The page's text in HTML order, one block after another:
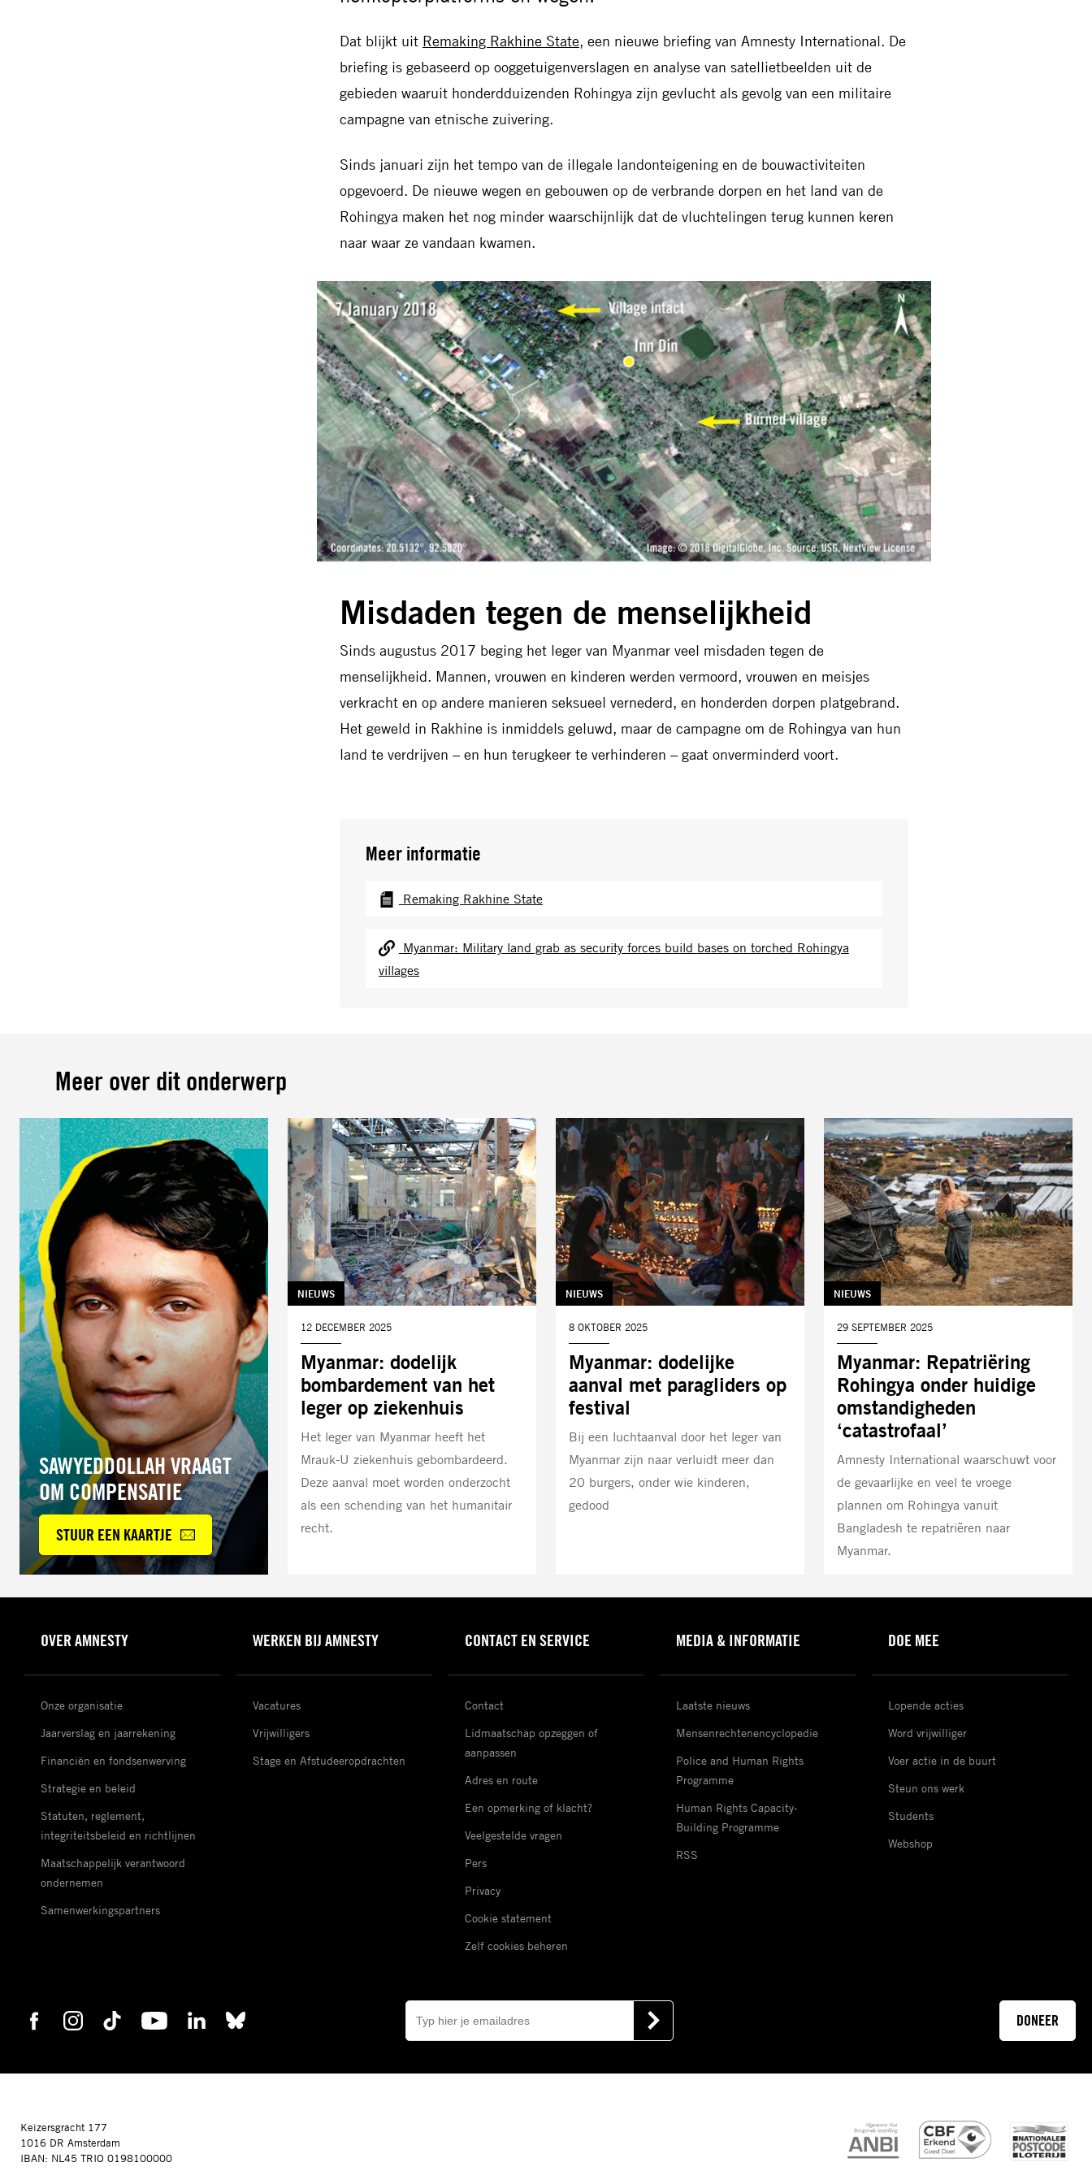
Dat blijkt uit Remaking Rakhine State, een nieuwe briefing van Amnesty International. De
briefing is gebaseerd op ooggetuigenverslagen en analyse van satellietbeelden uit de
gebieden waaruit honderdduizenden Rohingya zijn gevlucht als gevolg van een militaire
campagne van etnische zuivering.
Sinds januari zijn het tempo van de illegale landonteigening en de bouwactiviteiten
opgevoerd. De nieuwe wegen en gebouwen op de verbrande dorpen en het land van de
Rohingya maken het nog minder waarschijnlijk dat de vluchtelingen terug kunnen keren
naar waar ze vandaan kwamen.
Misdaden tegen de menselijkheid
Sinds augustus 2017 beging het leger van Myanmar veel misdaden tegen de
menselijkheid. Mannen, vrouwen en kinderen werden vermoord, vrouwen en meisjes
verkracht en op andere manieren seksueel vernederd, en honderden dorpen platgebrand.
Het geweld in Rakhine is inmiddels geluwd, maar de campagne om de Rohingya van hun
land te verdrijven – en hun terugkeer te verhinderen – gaat onverminderd voort.
Meer informatie
Remaking Rakhine State
Myanmar: Military land grab as security forces build bases on torched Rohingya
villages
Meer over dit onderwerp
SAWYEDDOLLAH VRAAGT
OM COMPENSATIE
STUUR EEN KAARTJE
Lees
meer
Myanmar: dodelijk
bombardement van het
leger op ziekenhuis
TAG:
NIEUWS
DATUM:
12 DECEMBER 2025
Het leger van Myanmar heeft het
Mrauk-U ziekenhuis gebombardeerd.
Deze aanval moet worden onderzocht
als een schending van het humanitair
recht.
Myanmar: dodelijke
aanval met paragliders op
festival
TAG:
NIEUWS
DATUM:
8 OKTOBER 2025
Bij een luchtaanval door het leger van
Myanmar zijn naar verluidt meer dan
20 burgers, onder wie kinderen,
gedood
Myanmar: Repatriëring
Rohingya onder huidige
omstandigheden
‘catastrofaal’
TAG:
NIEUWS
DATUM:
29 SEPTEMBER 2025
Amnesty International waarschuwt voor
de gevaarlijke en veel te vroege
plannen om Rohingya vanuit
Bangladesh te repatriëren naar
Myanmar.
OVER AMNESTY
Onze organisatie
Jaarverslag en jaarrekening
Financiën en fondsenwerving
Strategie en beleid
Statuten, reglement,
integriteitsbeleid en richtlijnen
Maatschappelijk verantwoord
ondernemen
Samenwerkingspartners
WERKEN BIJ AMNESTY
Vacatures
Vrijwilligers
Stage en Afstudeeropdrachten
CONTACT EN SERVICE
Contact
Lidmaatschap opzeggen of
aanpassen
Adres en route
Een opmerking of klacht?
Veelgestelde vragen
Pers
Privacy
Cookie statement
Zelf cookies beheren
MEDIA & INFORMATIE
Laatste nieuws
Mensenrechtenencyclopedie
Police and Human Rights
Programme
Human Rights Capacity-
Building Programme
RSS
DOE MEE
Lopende acties
Word vrijwilliger
Voer actie in de buurt
Steun ons werk
Students
Webshop
DONEER
mail
VERSTUUR
Keizersgracht 177
1016 DR Amsterdam
IBAN: NL45 TRIO 0198100000